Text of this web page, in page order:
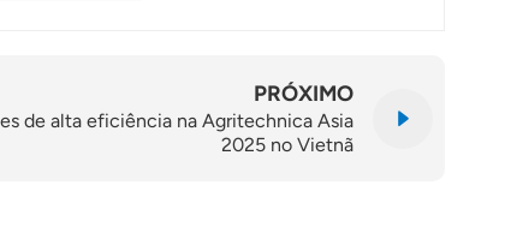
PRÓXIMO
de alta eficiência na Agritechnica Asia
2025 no Vietnã